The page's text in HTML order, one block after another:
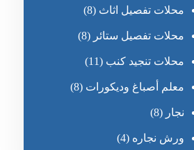
محلات تفصيل اثاث (8)
محلات تفصيل ستائر (8)
محلات تنجيد كنب (11)
معلم أصباغ وديكورات (8)
نجار (8)
ورش نجاره (4)